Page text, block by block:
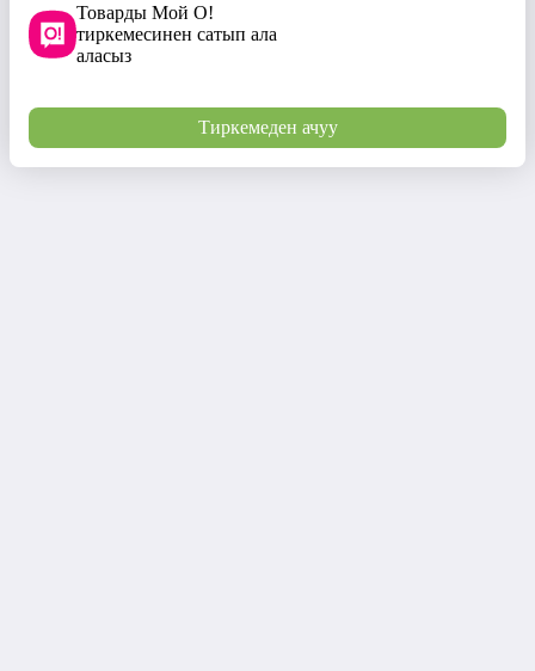
Товарды Мой О!
тиркемесинен сатып ала
аласыз
Тиркемеден ачуу